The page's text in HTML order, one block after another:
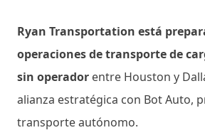
Ryan Transportation está
operaciones de transporte de
sin operador entre Houston y
alianza estratégica con Bot Auto,
transporte autónomo.